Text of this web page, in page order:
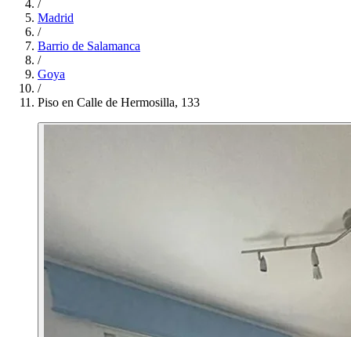
/
Madrid
/
Barrio de Salamanca
/
Goya
/
Piso en Calle de Hermosilla, 133